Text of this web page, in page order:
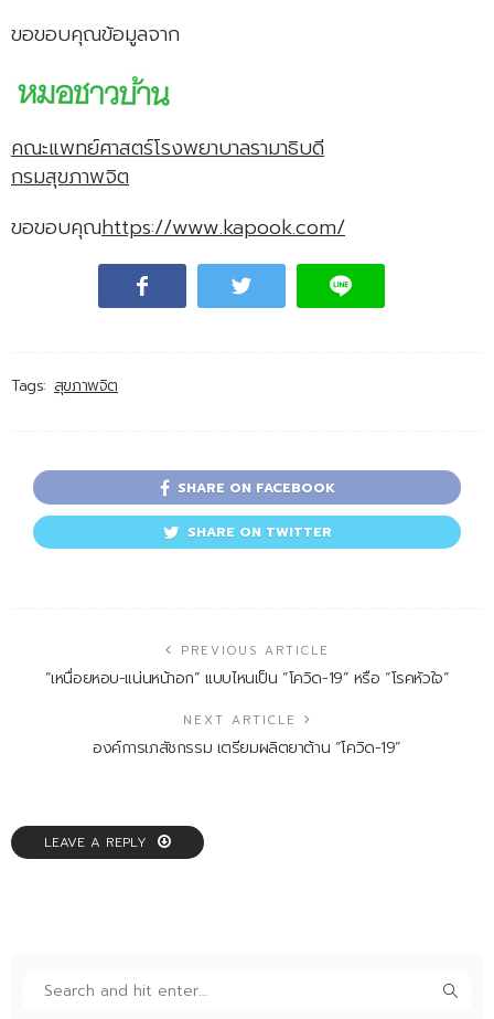
ขอขอบคุณข้อมูลจาก
คณะแพทย์ศาสตร์โรงพยาบาลรามาธิบดี
กรมสุขภาพจิต
ขอขอบคุณhttps://www.kapook.com/
Tags: สุขภาพจิต
SHARE ON FACEBOOK
SHARE ON TWITTER
PREVIOUS ARTICLE
“เหนื่อยหอบ-แน่นหน้าอก” แบบไหนเป็น “โควิด-19” หรือ “โรคหัวใจ”
NEXT ARTICLE
องค์การเภสัชกรรม เตรียมผลิตยาต้าน “โควิด-19”
LEAVE A REPLY